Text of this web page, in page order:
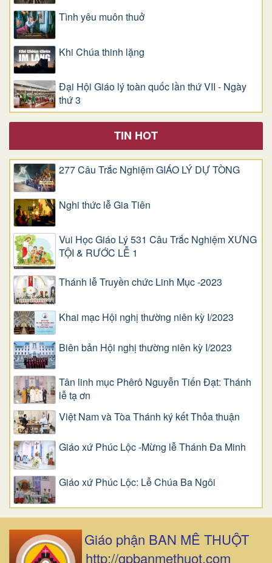
Tình yêu muôn thuở
Khi Chúa thinh lặng
Đại Hội Giáo lý toàn quốc lần thứ VII - Ngày
thứ 3
TIN HOT
277 Câu Trắc Nghiệm GIÁO LÝ DỰ TÒNG
Nghi thức lễ Gia Tiên
Vui Học Giáo Lý 531 Câu Trắc Nghiệm XƯNG
TỘI & RƯỚC LỄ 1
Thánh lễ Truyền chức Linh Mục -2023
Khai mạc Hội nghị thường niên kỳ I/2023
Biên bản Hội nghị thường niên kỳ I/2023
Tân linh mục Phêrô Nguyễn Tiến Đạt: Thánh
lễ tạ ơn
Việt Nam và Tòa Thánh ký kết Thỏa thuận
Giáo xứ Phúc Lộc -Mừng lễ Thánh Đa Minh
Giáo xứ Phúc Lộc: Lễ Chúa Ba Ngôi
Giáo phận BAN MÊ THUỘT
http://gpbanmethuot.com